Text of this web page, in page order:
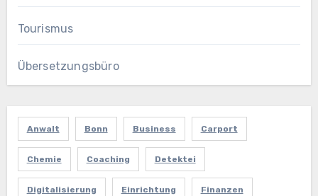
Tourismus
Übersetzungsbüro
Anwalt Bonn Business Carport
Chemie Coaching Detektei
Digitalisierung Einrichtung Finanzen